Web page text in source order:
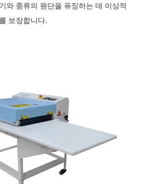
와 종류의 원단을 퓨징하는 데 이상적
보장합니다.